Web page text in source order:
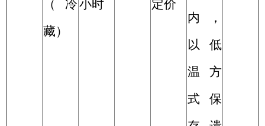
（冷
藏）
小时
定价
内，
以低
温方
式保